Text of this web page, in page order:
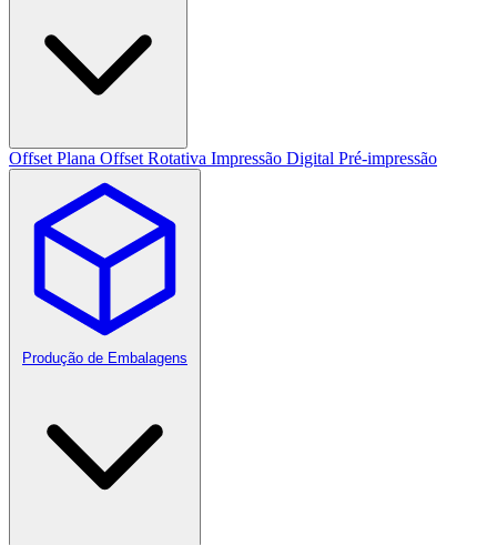
Offset Plana Offset Rotativa Impressão Digital Pré-impressão
Produção de Embalagens